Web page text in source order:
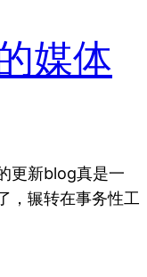
媒体
更新blog真是一
，辗转在事务性工